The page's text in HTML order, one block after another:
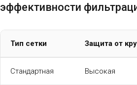
эффективности
Тип сетки Защита от
Стандартная Высокая